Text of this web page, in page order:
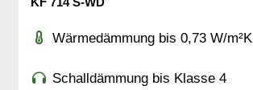
Wärmedämmung bis 0,73 W/m²K
Schalldämmung bis Klasse 4